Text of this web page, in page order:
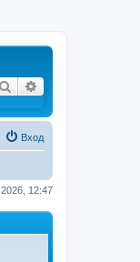
Поиск
Вход
12:47